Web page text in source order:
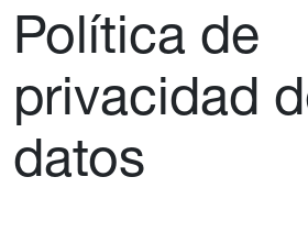
Política de
privacidad
datos